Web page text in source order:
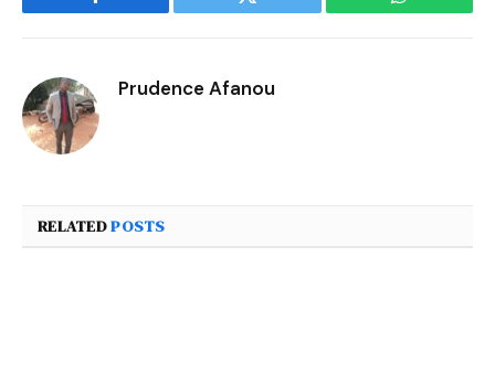
Facebook Twitter WhatsApp
Prudence Afanou
RELATEDPOSTS